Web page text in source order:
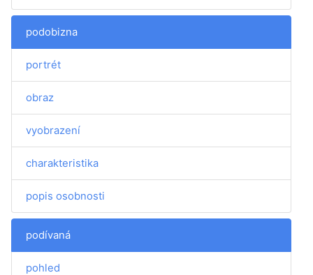
podobizna
portrét
obraz
vyobrazení
charakteristika
popis osobnosti
podívaná
pohled